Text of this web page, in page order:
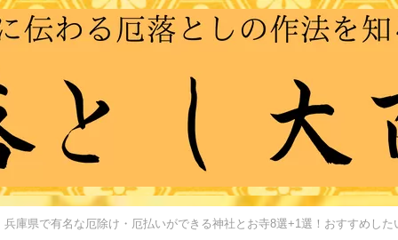
兵庫県で有名な厄除け・厄払いができる神社とお寺8選+1選！おすすめし